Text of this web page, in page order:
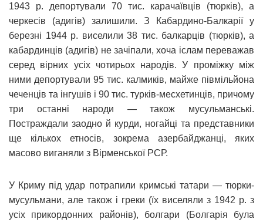
1943 р. депортували 70 тис. карачаївців (тюрків), а
черкесів (адигів) залишили. З Кабардино-Балкарії у
березні 1944 р. виселили 38 тис. балкарців (тюрків), а
кабардинців (адигів) не зачіпали, хоча іслам переважав
серед вірних усіх чотирьох народів. У проміжку між
ними депортували 95 тис. калмиків, майже півмільйона
чеченців та інгушів і 90 тис. турків-месхетинців, причому
три останні народи — також мусульманські.
Постраждали заодно й курди, ногайці та представники
ще кількох етносів, зокрема азербайджанці, яких
масово виганяли з Вірменської РСР.
У Криму під удар потрапили кримські татари — тюрки-
мусульмани, але також і греки (їх виселяли з 1942 р. з
усіх прикордонних районів), болгари (Болгарія була